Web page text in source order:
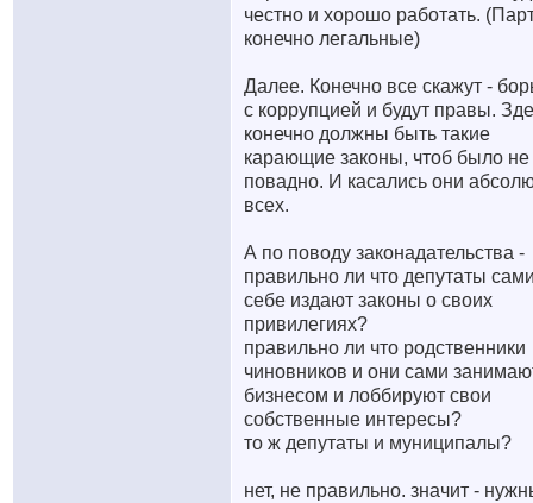
честно и хорошо работать.
конечно легальные)
Далее. Конечно все скажут -
с коррупцией и будут правы.
конечно должны быть такие
карающие законы, чтоб было не
повадно. И касались они
всех.
А по поводу законадательства -
правильно ли что депутаты
себе издают законы о своих
привилегиях?
правильно ли что родственники
чиновников и они сами
бизнесом и лоббируют свои
собственные интересы?
то ж депутаты и муниципалы?
нет, не правильно. значит -